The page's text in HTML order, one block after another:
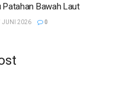
Patahan Bawah Laut
JUNI 2026 0